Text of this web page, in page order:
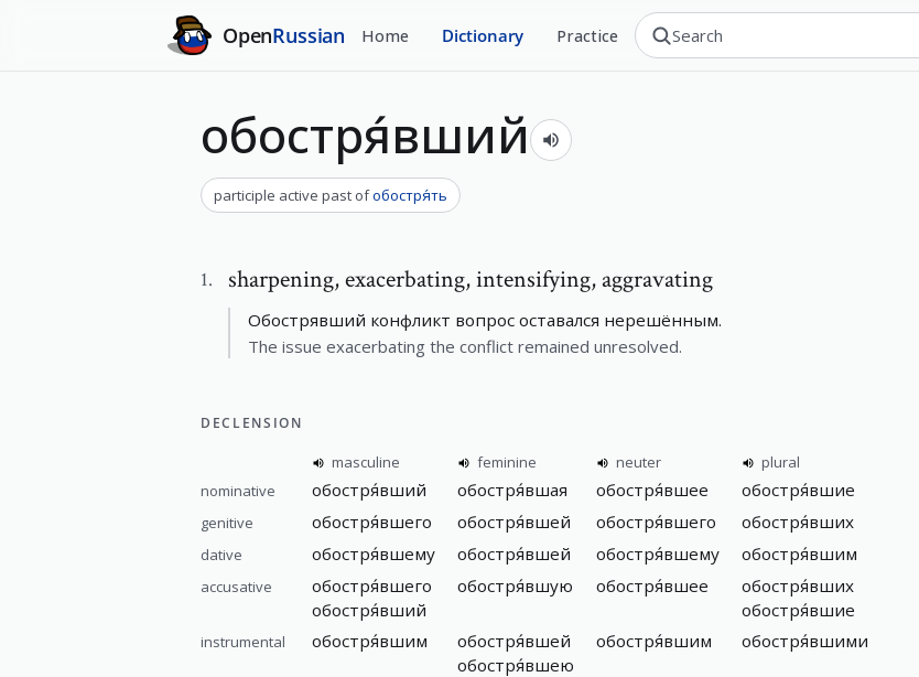
OpenRussian Home Dictionary Practice
обостря́вший
participle active past ofобостря́ть
1. sharpening,exacerbating, intensifying, aggravating
Обострявший конфликт вопрос оставался нерешённым.
The issue exacerbating the conflict remained unresolved.
DECLENSION
masculine feminine neuter
plural
nominative
обостря́вший обостря́вшая обостря́вшее обостря́вшие
genitive обостря́вшего обостря́вшей обостря́вшего обостря́вших
dative обостря́вшему обостря́вшей обостря́вшему обостря́вшим
accusative
обостря́вшего
обостря́вший
обостря́вшую обостря́вшее
обостря́вших
обостря́вшие
instrumental обостря́вшим
обостря́вшей
обостря́вшею
обостря́вшим обостря́вшими